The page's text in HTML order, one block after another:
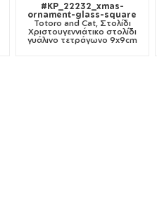
#KP_22232_xmas-
ornament-glass-square
Totoro and Cat, Στολίδι
Χριστουγεννιάτικο στολίδι
γυάλινο τετράγωνο 9x9cm